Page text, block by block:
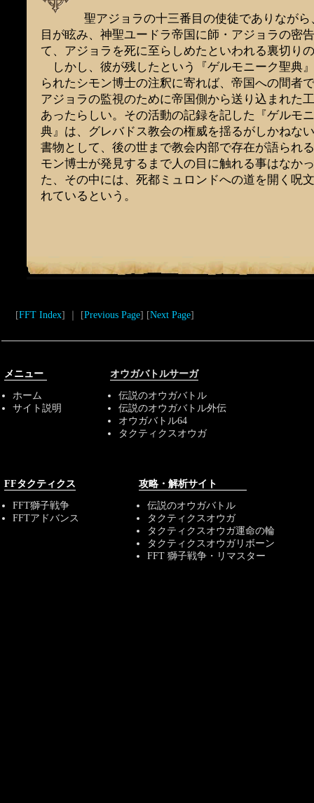
聖アジョラの十三番目の使徒でありながら
目が眩み、神聖ユードラ帝国に師・アジョラの密
て、アジョラを死に至らしめたといわれる裏切り
しかし、彼が残したという『ゲルモニーク聖典
られたシモン博士の注釈に寄れば、帝国への間者
アジョラの監視のために帝国側から送り込まれた
あったらしい。その活動の記録を記した『ゲルモ
典』は、グレバドス教会の権威を揺るがしかねな
書物として、後の世まで教会内部で存在が語られ
モン博士が発見するまで人の目に触れる事はなか
た、その中には、死都ミュロンドへの道を開く呪
れているという。
[FFT Index] ｜ [Previous Page] [Next Page]
メニュー
ホーム
サイト説明
オウガバトルサーガ
伝説のオウガバトル
伝説のオウガバトル外伝
オウガバトル64
タクティクスオウガ
FFタクティクス
FFT獅子戦争
FFTアドバンス
攻略・解析サイト
伝説のオウガバトル
タクティクスオウガ
タクティクスオウガ運命の輪
タクティクスオウガリボーン
FFT 獅子戦争・リマスター